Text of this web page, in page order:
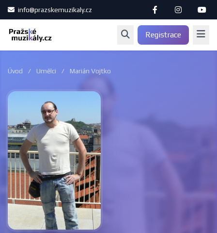
info@prazskemuzikaly.cz
Registrace
Úvod / Umělci / Marián Vojtko